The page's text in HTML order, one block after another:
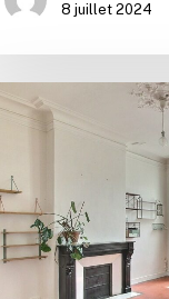
8 juillet 2024